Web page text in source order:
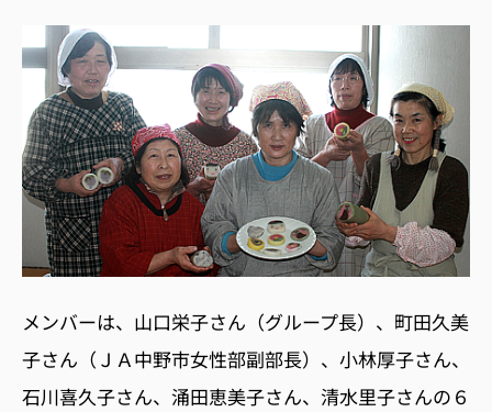
メンバーは、山口栄子さん（グループ長）、町田久美
子さん（ＪＡ中野市女性部副部長）、小林厚子さん、
石川喜久子さん、涌田恵美子さん、清水里子さんの６